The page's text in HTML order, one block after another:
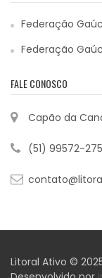
Federação
Federação
FALE CONOSCO
Capão da
(51) 99572-
Litoral Ativo ©